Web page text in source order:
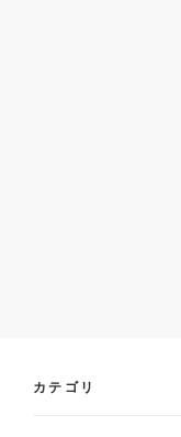
カテゴリ